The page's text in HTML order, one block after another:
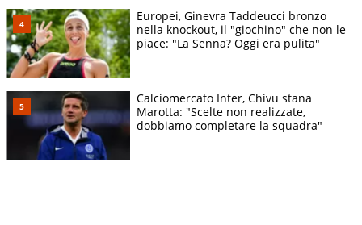
Europei, Ginevra Taddeucci bronzo
nella knockout, il "giochino" che non le
piace: "La Senna? Oggi era pulita"
Calciomercato Inter, Chivu stana
Marotta: "Scelte non realizzate,
dobbiamo completare la squadra"